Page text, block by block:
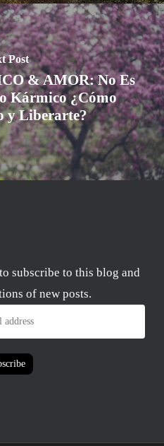
Post
& AMOR: No Es
Kármico ¿Cómo
y Liberarte?
subscribe to this blog and
of new posts.